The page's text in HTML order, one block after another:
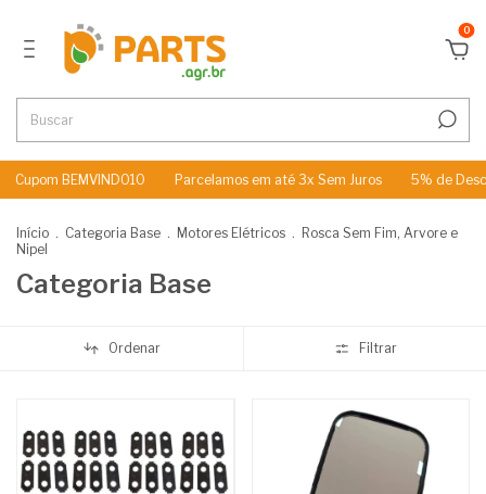
0
BEMVINDO10 Parcelamos em até 3x Sem Juros 5% de Desconto
Início . Categoria Base . Motores Elétricos . Rosca Sem Fim, Arvore e
Nipel
Categoria Base
Ordenar Filtrar